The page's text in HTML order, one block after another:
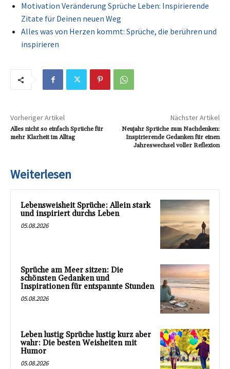
Motivation Veränderung Sprüche Leben: Inspirierende
Zitate für Deinen neuen Weg
Alles was von Herzen kommt: Sprüche, die berühren und
inspirieren
Vorheriger Artikel
Alles nicht so einfach Sprüche für
mehr Klarheit im Alltag
Nächster Artikel
Neujahr Sprüche zum Nachdenken:
Inspirierende Gedanken für einen
Jahreswechsel voller Reflexion
Weiterlesen
Lebensweisheit Sprüche: Allein stark
und inspiriert durchs Leben
05.08.2026
Sprüche am Meer sitzen: Die
schönsten Gedanken und
Inspirationen für entspannte Stunden
05.08.2026
Leben lustig Sprüche lustig kurz aber
wahr: Die besten Weisheiten mit
Humor
05.08.2026